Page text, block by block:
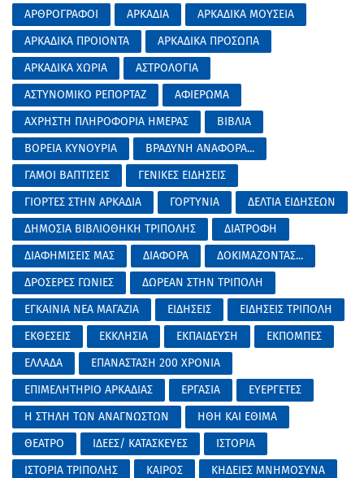
ΑΡΘΡΟΓΡΑΦΟΙ
ΑΡΚΑΔΙΑ
ΑΡΚΑΔΙΚΑ ΜΟΥΣΕΙΑ
ΑΡΚΑΔΙΚΑ ΠΡΟΙΟΝΤΑ
ΑΡΚΑΔΙΚΑ ΠΡΟΣΩΠΑ
ΑΡΚΑΔΙΚΑ ΧΩΡΙΑ
ΑΣΤΡΟΛΟΓΙΑ
ΑΣΤΥΝΟΜΙΚΟ ΡΕΠΟΡΤΑΖ
ΑΦΙΕΡΩΜΑ
ΑΧΡΗΣΤΗ ΠΛΗΡΟΦΟΡΙΑ ΗΜΕΡΑΣ
ΒΙΒΛΙΑ
ΒΟΡΕΙΑ ΚΥΝΟΥΡΙΑ
ΒΡΑΔΥΝΗ ΑΝΑΦΟΡΑ...
ΓΑΜΟΙ ΒΑΠΤΙΣΕΙΣ
ΓΕΝΙΚΕΣ ΕΙΔΗΣΕΙΣ
ΓΙΟΡΤΕΣ ΣΤΗΝ ΑΡΚΑΔΙΑ
ΓΟΡΤΥΝΙΑ
ΔΕΛΤΙΑ ΕΙΔΗΣΕΩΝ
ΔΗΜΟΣΙΑ ΒΙΒΛΙΟΘΗΚΗ ΤΡΙΠΟΛΗΣ
ΔΙΑΤΡΟΦΗ
ΔΙΑΦΗΜΙΣΕΙΣ ΜΑΣ
ΔΙΑΦΟΡΑ
ΔΟΚΙΜΑΖΟΝΤΑΣ...
ΔΡΟΣΕΡΕΣ ΓΩΝΙΕΣ
ΔΩΡΕΑΝ ΣΤΗΝ ΤΡΙΠΟΛΗ
ΕΓΚΑΙΝΙΑ ΝΕΑ ΜΑΓΑΖΙΑ
ΕΙΔΗΣΕΙΣ
ΕΙΔΗΣΕΙΣ ΤΡΙΠΟΛΗ
ΕΚΘΕΣΕΙΣ
ΕΚΚΛΗΣΙΑ ΕΚΠΑΙΔΕΥΣΗ
ΕΚΠΟΜΠΕΣ
ΕΛΛΑΔΑ
ΕΠΑΝΑΣΤΑΣΗ 200 ΧΡΟΝΙΑ
ΕΠΙΜΕΛΗΤΗΡΙΟ ΑΡΚΑΔΙΑΣ
ΕΡΓΑΣΙΑ
ΕΥΕΡΓΕΤΕΣ
Η ΣΤΗΛΗ ΤΩΝ ΑΝΑΓΝΩΣΤΩΝ
ΗΘΗ ΚΑΙ ΕΘΙΜΑ
ΘΕΑΤΡΟ
ΙΔΕΕΣ/ ΚΑΤΑΣΚΕΥΕΣ
ΙΣΤΟΡΙΑ
ΙΣΤΟΡΙΑ ΤΡΙΠΟΛΗΣ
ΚΑΙΡΟΣ
ΚΗΔΕΙΕΣ ΜΝΗΜΟΣΥΝΑ